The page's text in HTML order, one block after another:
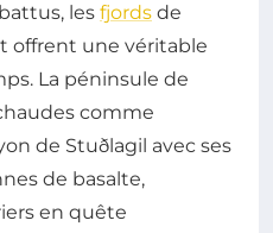
les fjords de
offrent une véritable
La péninsule de
comme
de Stuðlagil avec ses
de basalte,
en quête